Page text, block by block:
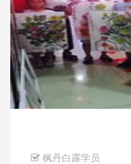
枫丹白露学员